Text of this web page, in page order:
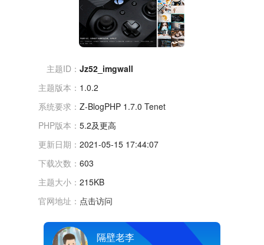
主题ID： Jz52_imgwall
主题版本： 1.0.2
系统要求： Z-BlogPHP 1.7.0 Tenet
PHP版本： 5.2及更高
更新日期： 2021-05-15 17:44:07
下载次数： 603
主题大小： 215KB
官网地址： 点击访问
隔壁老李